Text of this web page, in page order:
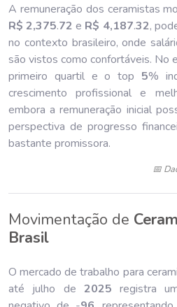
A remuneração dos ceramistas
R$ 2,375.72 e R$ 4,187.32,
no contexto brasileiro, onde
são vistos como confortáveis. No
primeiro quartil e o top 5%
crescimento profissional e
embora a remuneração inicial
perspectiva de progresso
bastante promissora.
📅
Movimentação de
Brasil
O mercado de trabalho para
até julho de 2025 registra